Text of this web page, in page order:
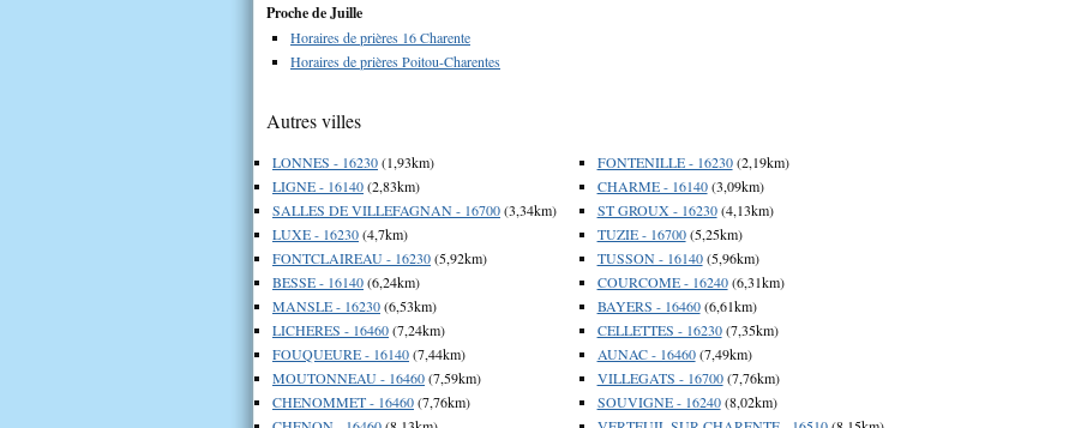
Proche de Juille
Horaires de prières 16 Charente
Horaires de prières Poitou-Charentes
Autres villes
LONNES - 16230(1,93km)
LIGNE - 16140(2,83km)
SALLES DE VILLEFAGNAN - 16700(3,34km)
LUXE - 16230(4,7km)
FONTCLAIREAU - 16230(5,92km)
BESSE - 16140(6,24km)
MANSLE - 16230(6,53km)
LICHERES - 16460(7,24km)
FOUQUEURE - 16140(7,44km)
MOUTONNEAU - 16460(7,59km)
CHENOMMET - 16460(7,76km)
FONTENILLE - 16230(2,19km)
CHARME - 16140(3,09km)
ST GROUX - 16230(4,13km)
TUZIE - 16700(5,25km)
TUSSON - 16140(5,96km)
COURCOME - 16240(6,31km)
BAYERS - 16460(6,61km)
CELLETTES - 16230(7,35km)
AUNAC - 16460(7,49km)
VILLEGATS - 16700(7,76km)
SOUVIGNE - 16240(8,02km)